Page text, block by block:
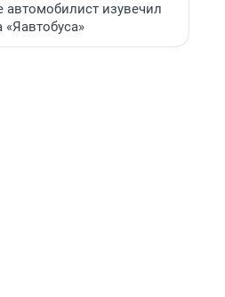
автомобилист изувечил
«Яавтобуса»